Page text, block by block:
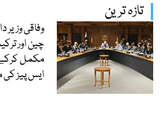
تازہ ترین
وفاقی
چین اور
مکمل
ایس پیز کی